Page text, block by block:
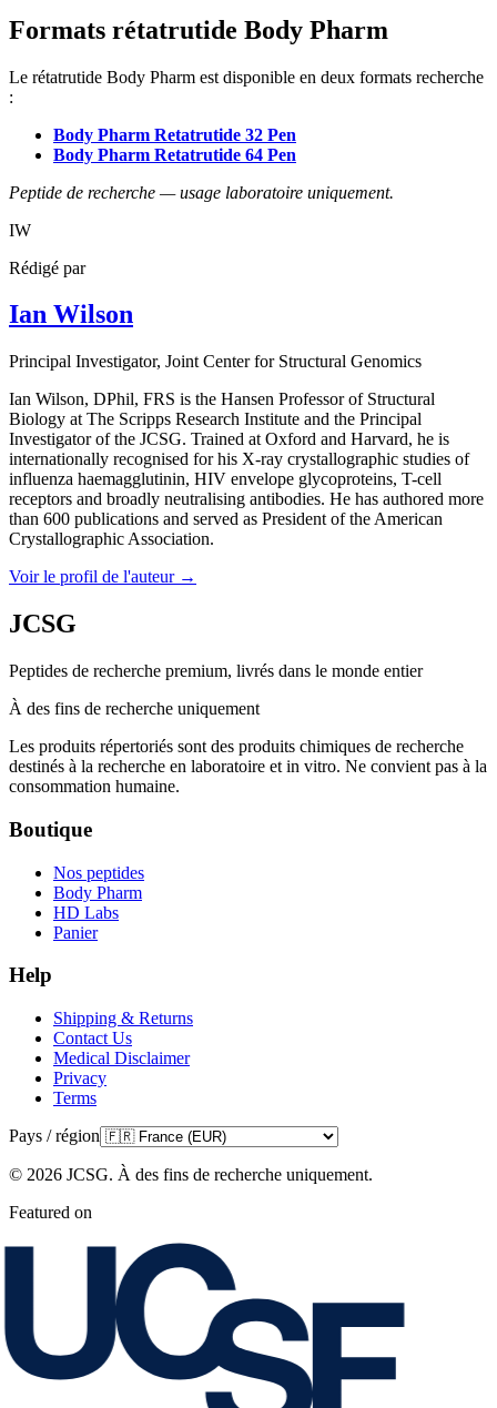
Formats rétatrutide Body Pharm
Le rétatrutide Body Pharm est disponible en deux formats recherche
:
Body Pharm Retatrutide 32 Pen
Body Pharm Retatrutide 64 Pen
Peptide de recherche — usage laboratoire uniquement.
IW
Rédigé par
Ian Wilson
Principal Investigator, Joint Center for Structural Genomics
Ian Wilson, DPhil, FRS is the Hansen Professor of Structural
Biology at The Scripps Research Institute and the Principal
Investigator of the JCSG. Trained at Oxford and Harvard, he is
internationally recognised for his X-ray crystallographic studies of
influenza haemagglutinin, HIV envelope glycoproteins, T-cell
receptors and broadly neutralising antibodies. He has authored more
than 600 publications and served as President of the American
Crystallographic Association.
Voir le profil de l'auteur→
JCSG
Peptides de recherche premium, livrés dans le monde entier
À des fins de recherche uniquement
Les produits répertoriés sont des produits chimiques de recherche
destinés à la recherche en laboratoire et in vitro. Ne convient pas à la
consommation humaine.
Boutique
Nos peptides
Body Pharm
HD Labs
Panier
Help
Shipping & Returns
Contact Us
Medical Disclaimer
Privacy
Terms
Pays / région
© 2026 JCSG. À des fins de recherche uniquement.
Featured on